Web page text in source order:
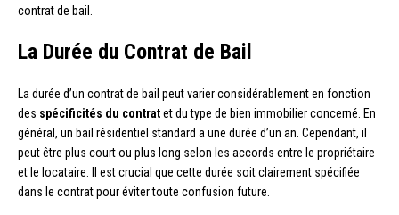
contrat de bail.
La Durée du Contrat de Bail
La durée d’un contrat de bail peut varier considérablement en fonction
des spécificités du contratet du type de bien immobilier concerné. En
général, un bail résidentiel standard a une durée d’un an. Cependant, il
peut être plus court ou plus long selon les accords entre le propriétaire
et le locataire. Il est crucial que cette durée soit clairement spécifiée
dans le contrat pour éviter toute confusion future.